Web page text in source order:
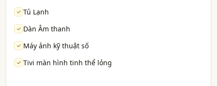
Tủ Lạnh
Dàn Âm thanh
Máy ảnh kỹ thuật số
Tivi màn hình tinh thể lỏng